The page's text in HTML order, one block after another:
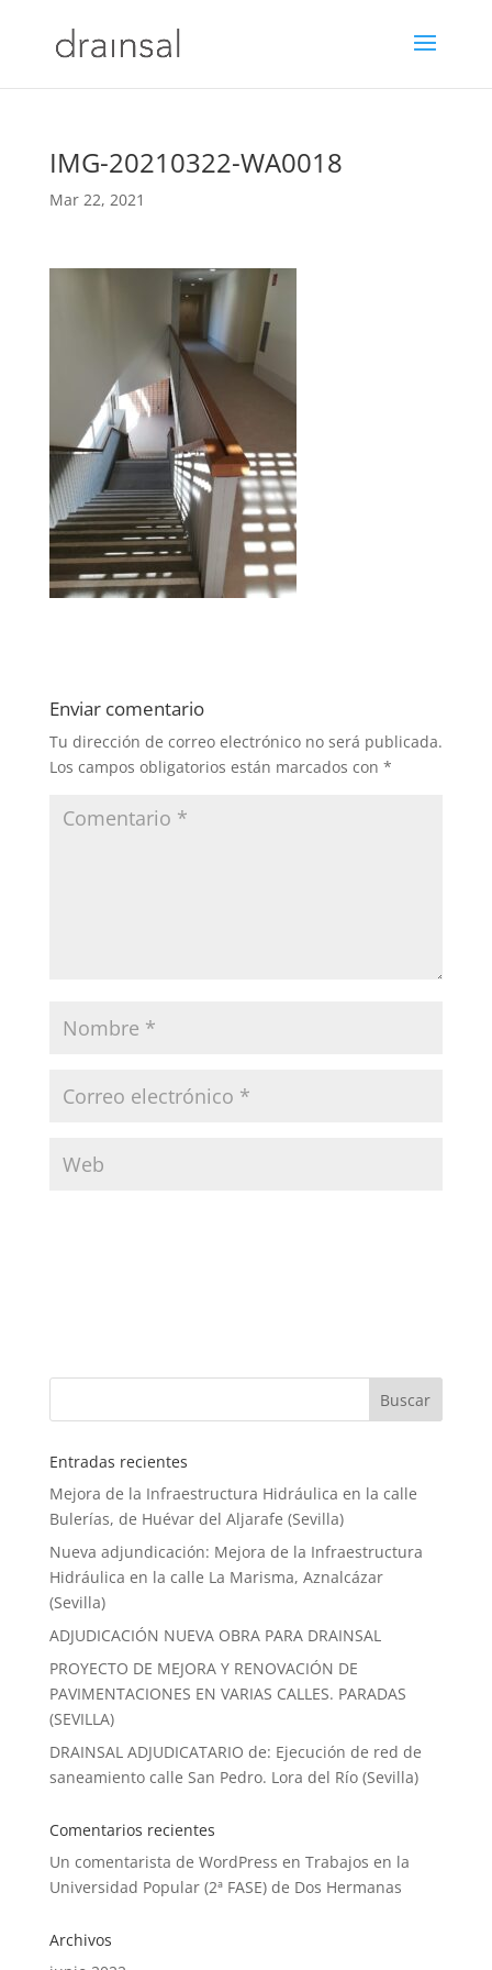
IMG-20210322-WA0018
Mar 22, 2021
Enviar comentario
Tu dirección de correo electrónico no será publicada.
Los campos obligatorios están marcados con *
Entradas recientes
Mejora de la Infraestructura Hidráulica en la calle
Bulerías, de Huévar del Aljarafe (Sevilla)
Nueva adjundicación: Mejora de la Infraestructura
Hidráulica en la calle La Marisma, Aznalcázar
(Sevilla)
ADJUDICACIÓN NUEVA OBRA PARA DRAINSAL
PROYECTO DE MEJORA Y RENOVACIÓN DE
PAVIMENTACIONES EN VARIAS CALLES. PARADAS
(SEVILLA)
DRAINSAL ADJUDICATARIO de: Ejecución de red de
saneamiento calle San Pedro. Lora del Río (Sevilla)
Comentarios recientes
Un comentarista de WordPress en Trabajos en la
Universidad Popular (2ª FASE) de Dos Hermanas
Archivos